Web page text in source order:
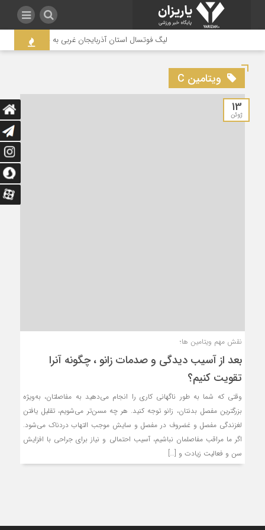
لیگ فوتسال استان آذربایجان غربی به جنجال کشیده
ویتامین C
13
ژوئن
نقش مهم ویتامین ها؛
بعد از آسیب دیدگی و صدمات زانو ، چگونه آنرا
تقویت کنیم؟
وقتی که شما به طور ناگهانی کاری را انجام می‌دهید به مفاصلتان، به‌ویژه
بزرگترین مفصل بدنتان، زانو توجه کنید. هر چه مسن‌تر می‌شویم، تقلیل یافتن
لغزندگی مفصل و غضروف‌ در مفصل و سایش موجب التهاب دردناک می‌شود.
اگر ما مراقب مفاصلمان نباشیم، آسیب احتمالی و نیاز برای جراحی با افزایش
سن و فعالیت زیادت و […]